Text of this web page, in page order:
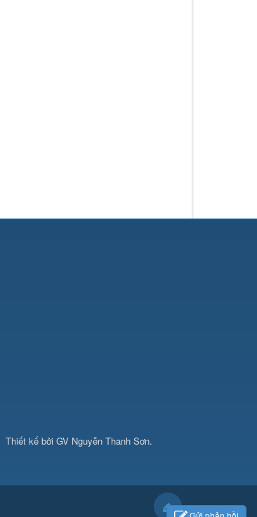
Thiết kế bởi GV Nguyễn Thanh Sơn.